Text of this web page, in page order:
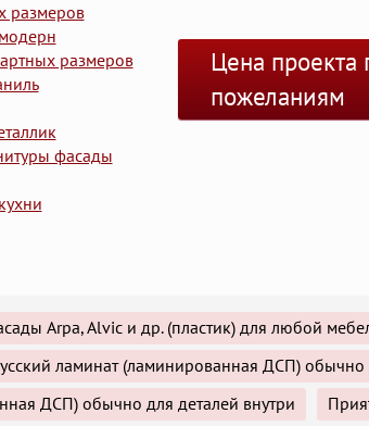
размеров
размеров
фасады
Цена
пожеланиям
Arpa, Alvic и др. (пластик) для любой
ламинат (ламинированная ДСП) обычно
ДСП) обычно для деталей внутри